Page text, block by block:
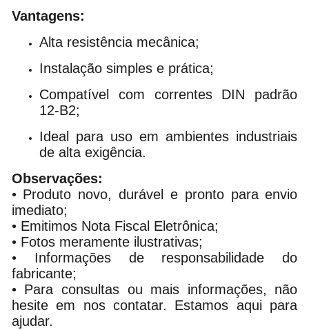
Vantagens:
Alta resistência mecânica;
Instalação simples e prática;
Compatível com correntes DIN padrão
12-B2;
Ideal para uso em ambientes industriais
de alta exigência.
Observações:
• Produto novo, durável e pronto para envio
imediato;
• Emitimos Nota Fiscal Eletrônica;
• Fotos meramente ilustrativas;
• Informações de responsabilidade do
fabricante;
• Para consultas ou mais informações, não
hesite em nos contatar. Estamos aqui para
ajudar.